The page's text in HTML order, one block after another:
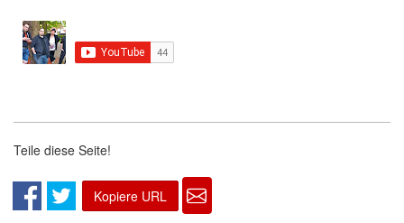
Teile diese Seite!
Kopiere URL